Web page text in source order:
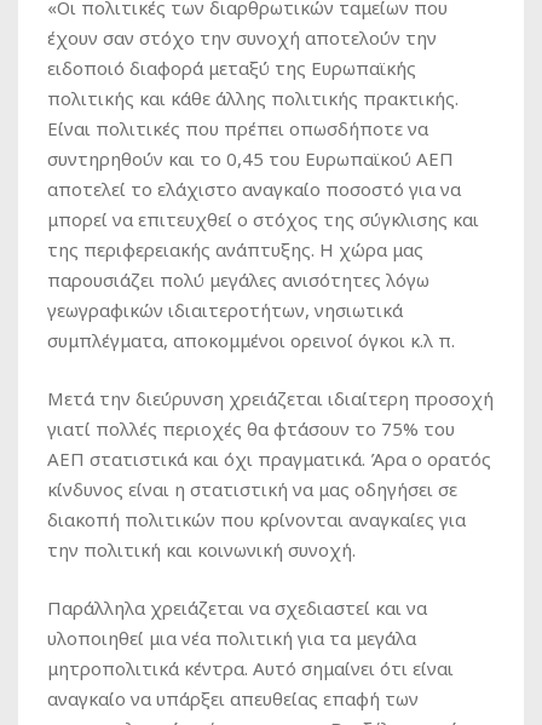
«Οι πολιτικές των διαρθρωτικών ταμείων που
έχουν σαν στόχο την συνοχή αποτελούν την
ειδοποιό διαφορά μεταξύ της Ευρωπαϊκής
πολιτικής και κάθε άλλης πολιτικής πρακτικής.
Είναι πολιτικές που πρέπει οπωσδήποτε να
συντηρηθούν και το 0,45 του Ευρωπαϊκού ΑΕΠ
αποτελεί το ελάχιστο αναγκαίο ποσοστό για να
μπορεί να επιτευχθεί ο στόχος της σύγκλισης και
της περιφερειακής ανάπτυξης. Η χώρα μας
παρουσιάζει πολύ μεγάλες ανισότητες λόγω
γεωγραφικών ιδιαιτεροτήτων, νησιωτικά
συμπλέγματα, αποκομμένοι ορεινοί όγκοι κ.λ π.
Μετά την διεύρυνση χρειάζεται ιδιαίτερη προσοχή
γιατί πολλές περιοχές θα φτάσουν το 75% του
ΑΕΠ στατιστικά και όχι πραγματικά. Άρα ο ορατός
κίνδυνος είναι η στατιστική να μας οδηγήσει σε
διακοπή πολιτικών που κρίνονται αναγκαίες για
την πολιτική και κοινωνική συνοχή.
Παράλληλα χρειάζεται να σχεδιαστεί και να
υλοποιηθεί μια νέα πολιτική για τα μεγάλα
μητροπολιτικά κέντρα. Αυτό σημαίνει ότι είναι
αναγκαίο να υπάρξει απευθείας επαφή των